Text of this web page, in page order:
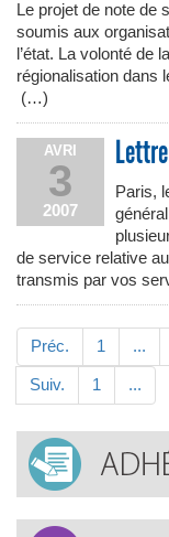
Le projet de note de
soumis aux
l’état. La volonté de
régionalisation dans
(…)
AVRI
3
2007
Paris,
de service relative
transmis par vos
Préc. 1 ...
Suiv. 1 ...